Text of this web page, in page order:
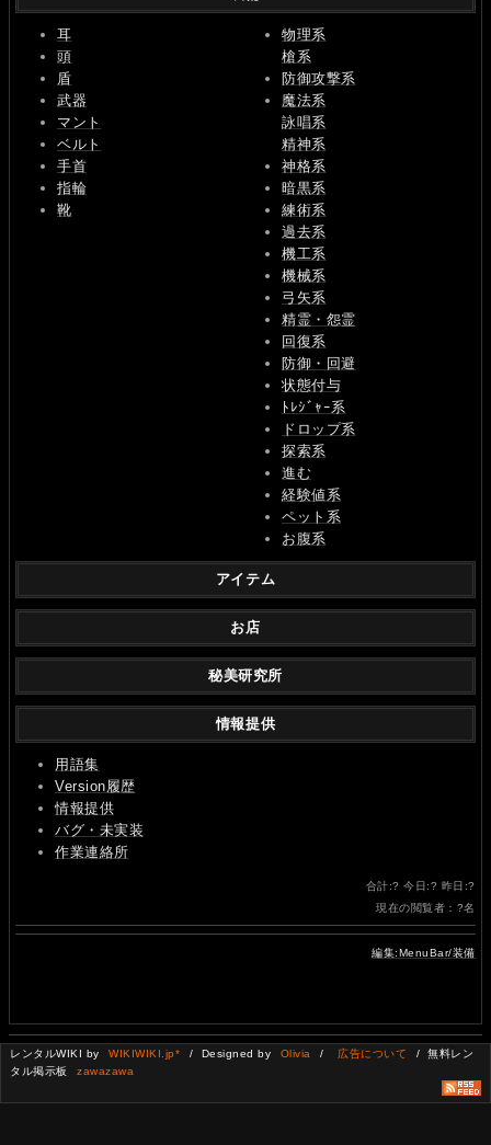
耳
頭
盾
武器
マント
ベルト
手首
指輪
靴
物理系
槍系
防御攻撃系
魔法系
詠唱系
精神系
神格系
暗黒系
練術系
過去系
機工系
機械系
弓矢系
精霊・怨霊
回復系
防御・回避
状態付与
ﾄﾚｼﾞｬｰ系
ドロップ系
探索系
進む
経験値系
ペット系
お腹系
アイテム
お店
秘美研究所
情報提供
用語集
Version履歴
情報提供
バグ・未実装
作業連絡所
合計:? 今日:? 昨日:?
現在の閲覧者： ?名
編集:MenuBar/装備
レンタルWIKI by WIKIWIKI.jp* / Designed by Olivia / 広告について
/ 無料レン
タル掲示板
zawazawa